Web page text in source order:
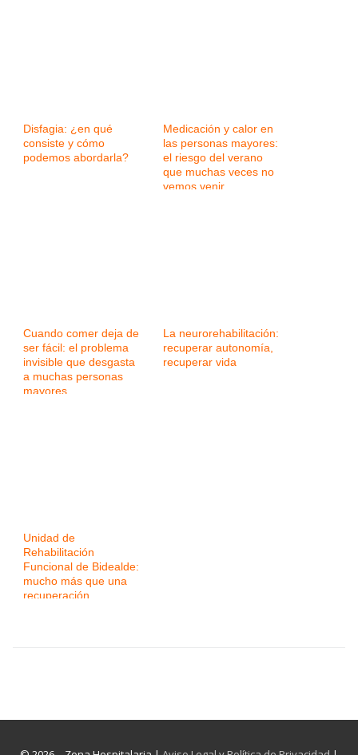
Disfagia: ¿en qué
consiste y cómo
podemos abordarla?
Medicación y calor en
las personas mayores:
el riesgo del verano
que muchas veces no
vemos venir
Cuando comer deja de
ser fácil: el problema
invisible que desgasta
a muchas personas
mayores
La neurorehabilitación:
recuperar autonomía,
recuperar vida
Unidad de
Rehabilitación
Funcional de Bidealde:
mucho más que una
recuperación